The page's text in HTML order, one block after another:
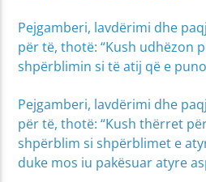
Pejgamberi, lavdërimi dhe
për të, thotë: “Kush udhëzon
shpërblimin si të atij që e
Pejgamberi, lavdërimi dhe
për të, thotë: “Kush thërret
shpërblim si shpërblimet e
duke mos iu pakësuar atyre